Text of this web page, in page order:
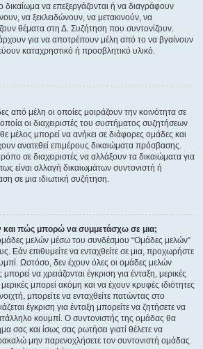
να επεξεργάζονται ή να διαγράφουν
να ξεκλειδώνουν, να μετακινούν, να
θέματα στη Δ. Συζήτηση που συντονίζουν.
για να αποτρέπουν μέλη από το να βγαίνουν
καταχρηστικό ή προσβλητικό υλικό.
από μέλη οι οποίες μοιράζουν την κοινότητα σε
οι διαχειριστές του συστήματος συζητήσεων
μέλος μπορεί να ανήκει σε διάφορες ομάδες και
ανατεθεί επιμέρους δικαιώματα πρόσβασης.
σε διαχειριστές να αλλάξουν τα δικαιώματα για
είναι αλλαγή δικαιωμάτων συντονιστή ή
σε μια ιδιωτική συζήτηση.
και πώς μπορώ να συμμετάσχω σε μια;
ομάδες μελών μέσω του συνδέσμου “Ομάδες μελών”
Εάν επιθυμείτε να ενταχθείτε σε μια, προχωρήστε
Ωστόσο, δεν έχουν όλες οι ομάδες μελών
να χρειάζονται έγκριση για ένταξη, μερικές
μερικές μπορεί ακόμη και να έχουν κρυφές ιδιότητες
μπορείτε να ενταχθείτε πατώντας στο
έγκριση για ένταξη μπορείτε να ζητήσετε να
κουμπί. Ο συντονιστής της ομάδας θα
σας και ίσως σας ρωτήσει γιατί θέλετε να
μην παρενοχλήσετε τον συντονιστή ομάδας